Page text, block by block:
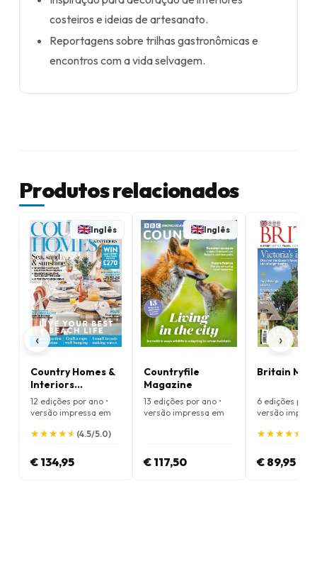
costeiros e ideias de artesanato.
Reportagens sobre trilhas gastronômicas e
encontros com a vida selvagem.
Produtos relacionados
‹
Inglês
Country Homes &
Interiors
Magazine
12 edições por ano •
versão impressa em
★
★★
★★
★★
★★
★ (4.5/5.0)
€ 134,95
Inglês
Countryfile
Magazine
13 edições por ano •
versão impressa em
€ 117,50
Britain
6 edições por
versão
★
★★
★★
★★
★★
★
€ 89,95
›